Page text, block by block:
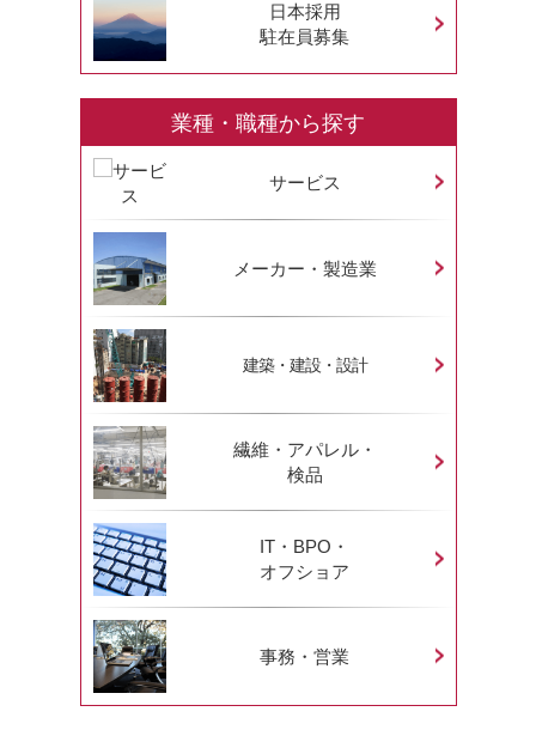
日本採用
駐在員募集
業種・職種から探す
サービス
メーカー・製造業
建築・建設・設計
繊維・アパレル・
検品
IT・BPO・
オフショア
事務・営業